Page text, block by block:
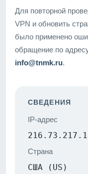
Для повторной
VPN и обновить
было применено
обращение по
info@tnmk.ru.
СВЕДЕНИЯ
IP-адрес
Страна
США (US)